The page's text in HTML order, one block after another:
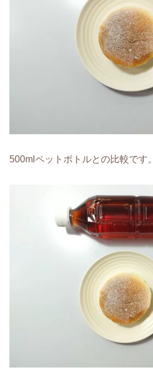
500mlペットボトルとの比較です。